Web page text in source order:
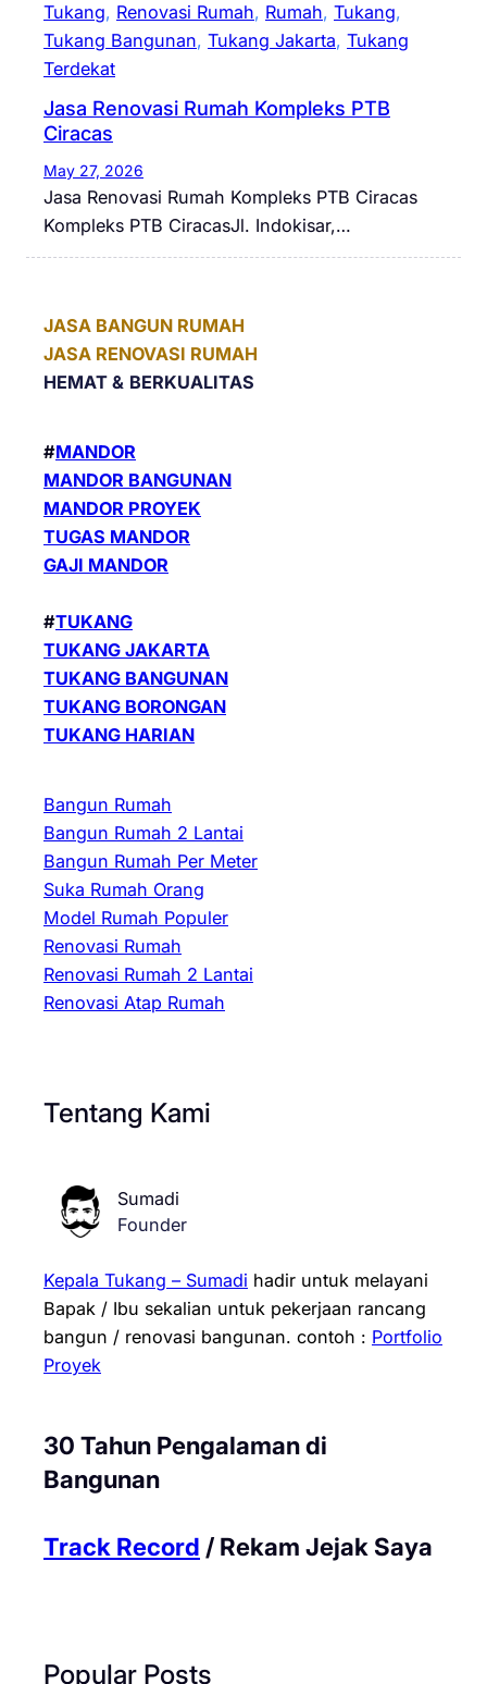
Tukang, Renovasi Rumah, Rumah, Tukang
Tukang Bangunan, Tukang Jakarta, Tukang
Terdekat
Jasa Renovasi Rumah Kompleks PTB
Ciracas
May 27, 2026
Jasa Renovasi Rumah Kompleks PTB Ciracas
Kompleks PTB CiracasJl. Indokisar,…
JASA BANGUN RUMAH
JASA RENOVASI RUMAH
HEMAT & BERKUALITAS
#MANDOR
MANDOR BANGUNAN
MANDOR PROYEK
TUGAS MANDOR
GAJI MANDOR
#TUKANG
TUKANG JAKARTA
TUKANG BANGUNAN
TUKANG BORONGAN
TUKANG HARIAN
Bangun Rumah
Bangun Rumah 2 Lantai
Bangun Rumah Per Meter
Suka Rumah Orang
Model Rumah Populer
Renovasi Rumah
Renovasi Rumah 2 Lantai
Renovasi Atap Rumah
Tentang Kami
Sumadi
Founder
Kepala Tukang – Sumadi hadir untuk melayani
Bapak / Ibu sekalian untuk pekerjaan rancang
bangun / renovasi bangunan. contoh : Portfolio
Proyek
30 Tahun Pengalaman di
Bangunan
Track Record / Rekam Jejak Saya
Popular Posts